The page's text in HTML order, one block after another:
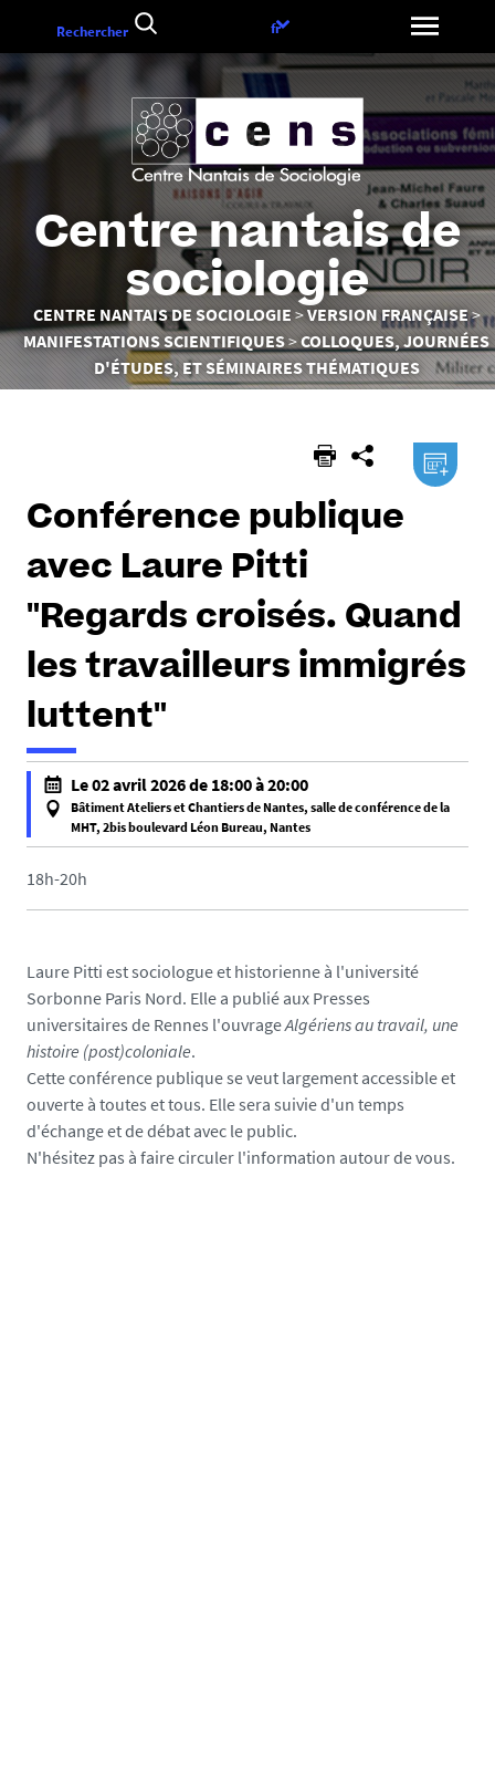
contenu
Centre nantais de
sociologie
Vous
êtes
CENTRE NANTAIS DE SOCIOLOGIE
VERSION FRANÇAISE
MANIFESTATIONS SCIENTIFIQUES
COLLOQUES, JOURNÉES
D'ÉTUDES, ET SÉMINAIRES THÉMATIQUES
Rechercher
Choix
la
langue
fr
.ical
Conférence publique
avec Laure Pitti
"Regards croisés. Quand
les travailleurs immigrés
luttent"
Le 02 avril 2026 de 18:00 à 20:00
Bâtiment Ateliers et Chantiers de Nantes, salle de conférence de la
MHT, 2bis boulevard Léon Bureau, Nantes
f
a
f
a
l
s
e
18h-20h
Laure Pitti est sociologue et historienne à l'université
Sorbonne Paris Nord. Elle a publié aux Presses
universitaires de Rennes l'ouvrageAlgériens au travail, une
histoire (post)coloniale.
Cette conférence publique se veut largement accessible et
ouverte à toutes et tous. Elle sera suivie d'un temps
d'échange et de débat avec le public.
N'hésitez pas à faire circuler l'information autour de vous.